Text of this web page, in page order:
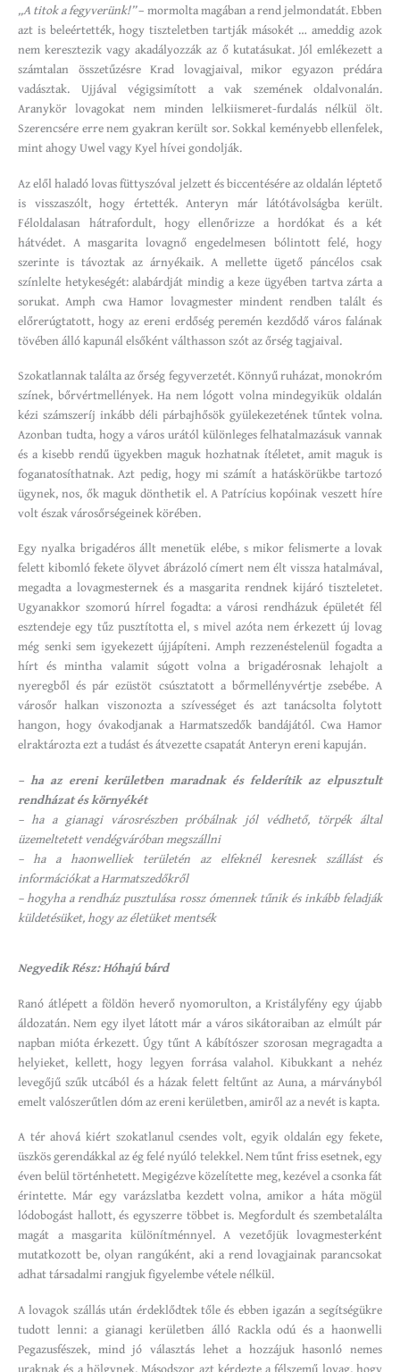
„A titok a fegyverünk!”– mormolta magában a rend jelmondatát. Ebben
azt is beleértették, hogy tiszteletben tartják másokét … ameddig azok
nem keresztezik vagy akadályozzák az ő kutatásukat. Jól emlékezett a
számtalan összetűzésre Krad lovagjaival, mikor egyazon prédára
vadásztak. Ujjával végigsimított a vak szemének oldalvonalán.
Aranykör lovagokat nem minden lelkiismeret-furdalás nélkül ölt.
Szerencsére erre nem gyakran került sor. Sokkal keményebb ellenfelek,
mint ahogy Uwel vagy Kyel hívei gondolják.
Az elől haladó lovas füttyszóval jelzett és biccentésére az oldalán léptető
is visszaszólt, hogy értették. Anteryn már látótávolságba került.
Féloldalasan hátrafordult, hogy ellenőrizze a hordókat és a két
hátvédet. A masgarita lovagnő engedelmesen bólintott felé, hogy
szerinte is távoztak az árnyékaik. A mellette ügető páncélos csak
színlelte hetykeségét: alabárdját mindig a keze ügyében tartva zárta a
sorukat. Amph cwa Hamor lovagmester mindent rendben talált és
előrerúgtatott, hogy az ereni erdőség peremén kezdődő város falának
tövében álló kapunál elsőként válthasson szót az őrség tagjaival.
Szokatlannak találta az őrség fegyverzetét. Könnyű ruházat, monokróm
színek, bőrvértmellények. Ha nem lógott volna mindegyikük oldalán
kézi számszeríj inkább déli párbajhősök gyülekezetének tűntek volna.
Azonban tudta, hogy a város urától különleges felhatalmazásuk vannak
és a kisebb rendű ügyekben maguk hozhatnak ítéletet, amit maguk is
foganatosíthatnak. Azt pedig, hogy mi számít a hatáskörükbe tartozó
ügynek, nos, ők maguk dönthetik el. A Patrícius kopóinak veszett híre
volt észak városőrségeinek körében.
Egy nyalka brigadéros állt menetük elébe, s mikor felismerte a lovak
felett kibomló fekete ölyvet ábrázoló címert nem élt vissza hatalmával,
megadta a lovagmesternek és a masgarita rendnek kijáró tiszteletet.
Ugyanakkor szomorú hírrel fogadta: a városi rendházuk épületét fél
esztendeje egy tűz pusztította el, s mivel azóta nem érkezett új lovag
még senki sem igyekezett újjápíteni. Amph rezzenéstelenül fogadta a
hírt és mintha valamit súgott volna a brigadérosnak lehajolt a
nyeregből és pár ezüstöt csúsztatott a bőrmellényvértje zsebébe. A
városőr halkan viszonozta a szívességet és azt tanácsolta folytott
hangon, hogy óvakodjanak a Harmatszedők bandájától. Cwa Hamor
elraktározta ezt a tudást és átvezette csapatát Anteryn ereni kapuján.
– ha az ereni kerületben maradnak és felderítik az elpusztult
rendházat és környékét
– ha a gianagi városrészben próbálnak jól védhető, törpék által
üzemeltetett vendégváróban megszállni
– ha a haonwelliek területén az elfeknél keresnek szállást és
információkat a Harmatszedőkről
– hogyha a rendház pusztulása rossz ómennek tűnik és inkább feladják
küldetésüket, hogy az életüket mentsék
Negyedik Rész: Hóhajú bárd
Ranó átlépett a földön heverő nyomorulton, a Kristályfény egy újabb
áldozatán. Nem egy ilyet látott már a város sikátoraiban az elmúlt pár
napban mióta érkezett. Úgy tűnt A kábítószer szorosan megragadta a
helyieket, kellett, hogy legyen forrása valahol. Kibukkant a nehéz
levegőjű szűk utcából és a házak felett feltűnt az Auna, a márványból
emelt valószerűtlen dóm az ereni kerületben, amiről az a nevét is kapta.
A tér ahová kiért szokatlanul csendes volt, egyik oldalán egy fekete,
üszkös gerendákkal az ég felé nyúló telekkel. Nem tűnt friss esetnek, egy
éven belül történhetett. Megigézve közelítette meg, kezével a csonka fát
érintette. Már egy varázslatba kezdett volna, amikor a háta mögül
lódobogást hallott, és egyszerre többet is. Megfordult és szembetalálta
magát a masgarita különítménnyel. A vezetőjük lovagmesterként
mutatkozott be, olyan rangúként, aki a rend lovagjainak parancsokat
adhat társadalmi rangjuk figyelembe vétele nélkül.
A lovagok szállás után érdeklődtek tőle és ebben igazán a segítségükre
tudott lenni: a gianagi kerületben álló Rackla odú és a haonwelli
Pegazusfészek, mind jó választás lehet a hozzájuk hasonló nemes
uraknak és a hölgynek. Másodszor azt kérdezte a félszemű lovag, hogy